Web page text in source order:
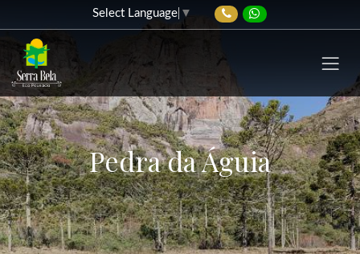
Select Language ▼
Pedra da Águia